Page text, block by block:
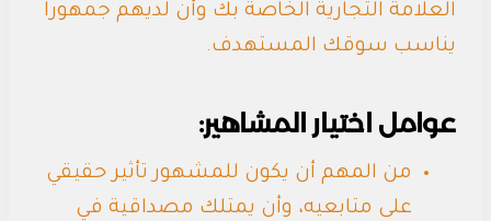
العلامة التجارية الخاصة بك وأن لديهم جمهوراً
يناسب سوقك المستهدف.
عوامل اختيار المشاهير:
من المهم أن يكون للمشهور تأثير حقيقي
على متابعيه، وأن يمتلك مصداقية في